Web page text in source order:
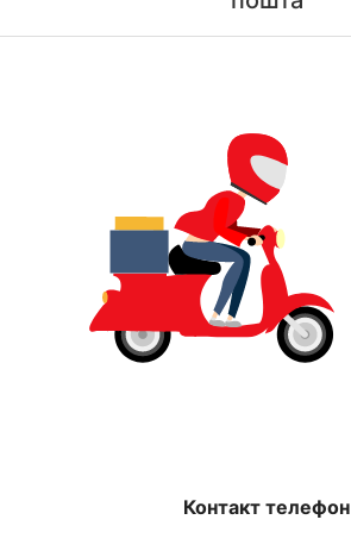
Контакт телефон